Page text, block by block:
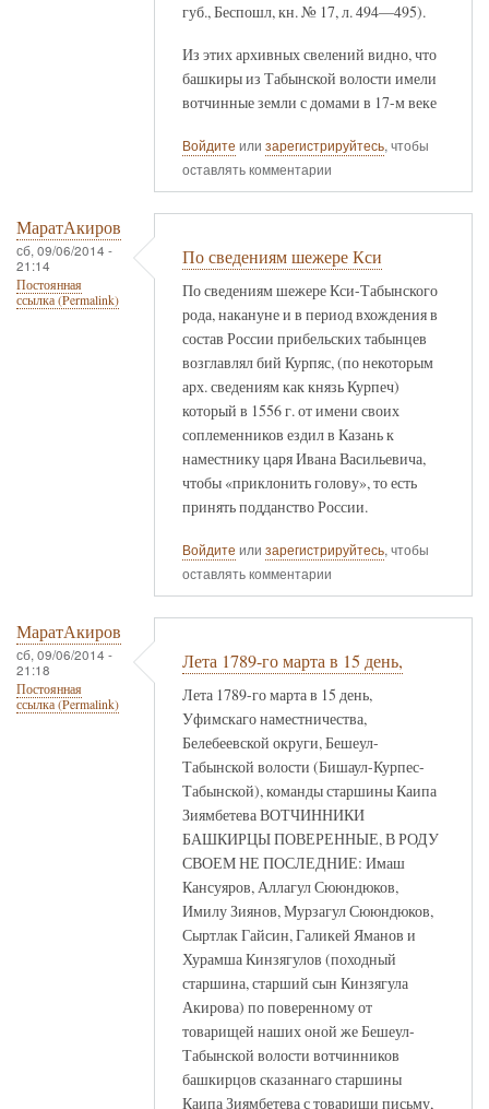
губ., Беспошл, кн. № 17, л. 494—495).
Из этих архивных свелений видно, что
башкиры из Табынской волости имели
вотчинные земли с домами в 17-м веке
Войдите или зарегистрируйтесь, чтобы
оставлять комментарии
МаратАкиров
сб, 09/06/2014 -
21:14
Постоянная
ссылка (Permalink)
По сведениям шежере Кси
По сведениям шежере Кси-Табынского
рода, накануне и в период вхождения в
состав России прибельских табынцев
возглавлял бий Курпяс, (по некоторым
арх. сведениям как князь Курпеч)
который в 1556 г. от имени своих
соплеменников ездил в Казань к
наместнику царя Ивана Васильевича,
чтобы «приклонить голову», то есть
принять подданство России.
Войдите или зарегистрируйтесь, чтобы
оставлять комментарии
МаратАкиров
сб, 09/06/2014 -
21:18
Постоянная
ссылка (Permalink)
Лета 1789-го марта в 15 день,
Лета 1789-го марта в 15 день,
Уфимскаго наместничества,
Белебеевской округи, Бешеул-
Табынской волости (Бишаул-Курпес-
Табынской), команды старшины Каипа
Зиямбетева ВОТЧИННИКИ
БАШКИРЦЫ ПОВЕРЕННЫЕ, В РОДУ
СВОЕМ НЕ ПОСЛЕДНИЕ: Имаш
Кансуяров, Аллагул Сююндюков,
Имилу Зиянов, Мурзагул Сююндюков,
Сыртлак Гайсин, Галикей Яманов и
Хурамша Кинзягулов (походный
старшина, старший сын Кинзягула
Акирова) по поверенному от
товарищей наших оной же Бешеул-
Табынской волости вотчинников
башкирцов сказаннаго старшины
Каипа Зиямбетева с товарищи письму,